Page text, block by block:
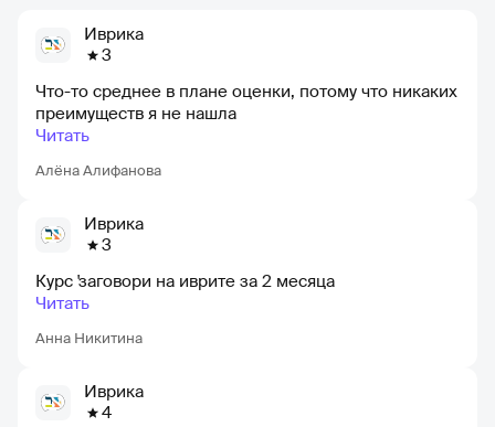
Иврика
3
Алёна Алифанова
Что-то среднее в плане оценки, потому что никаких
преимуществ я не нашла
Читать
Иврика
3
Анна Никитина
Курс 'заговори на иврите за 2 месяца
Читать
Иврика
4